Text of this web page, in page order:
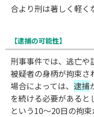
合より刑は著しく軽く
【逮捕の可能性】
刑事事件では、逃亡
被疑者の身柄が拘束さ
場合によっては、逮捕
を続ける必要があると
という10～20日の拘束